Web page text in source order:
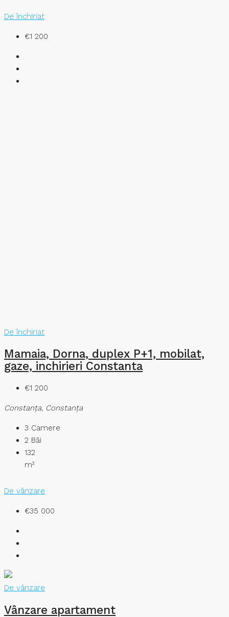
De închiriat
€1 200
De închiriat
Mamaia, Dorna, duplex P+1, mobilat,
gaze, inchirieri Constanta
€1 200
Constanţa, Constanța
3 Camere
2 Băi
132
m²
De vânzare
€35 000
De vânzare
Vânzare apartament